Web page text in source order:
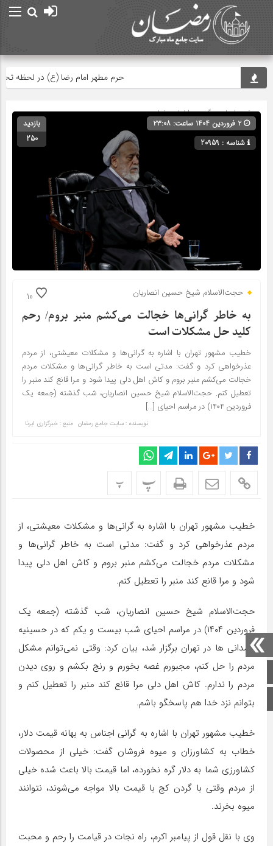
صفحه اصلی
اینستاگرام
حرم مطهر امام رضا (ع) در لحظه تحویل
صفحه اصلی» گروه »اخبار رمضان
شناسه : 20959
بازدید
250
10 حجت‌الاسلام شیخ حسین انصاریان
به خاطر گرانی‌ها خجالت می‌کشم منبر بروم/ رحم
کلید حل مشکلات است
خطیب مشهور تهران با اشاره به گرانی‌ها و مشکلات معیشتی، از مردم
عذرخواهی کرد و گفت: مدتی است به خاطر گرانی‌ها و مشکلات مردم
خجالت می‌کشم منبر بروم و کاش اهل دلی پیدا شود و مرا قانع کند منبر را
تعطیل کنم. حجت‌الاسلام شیخ حسین انصاریان، شب گذشته (جمعه یک
فروردین ۱۴۰۴) در مراسم احیای […]
نویسنده : سایت جامع رمضان منبع : خبرگزاری ایرنا
پ پ
خطیب مشهور تهران با اشاره به گرانی‌ها و مشکلات معیشتی، از
مردم عذرخواهی کرد و گفت: مدتی است به خاطر گرانی‌ها و
مشکلات مردم خجالت می‌کشم منبر بروم و کاش اهل دلی پیدا
شود و مرا قانع کند منبر را تعطیل کنم.
حجت‌الاسلام شیخ حسین انصاریان، شب گذشته (جمعه یک
فروردین ۱۴۰۴) در مراسم احیای شب بیست و یکم که در حسینیه
همدانی ها در تهران برگزار شد، بیان کرد: وقتی نمی‌توانم مشکل
مردم را حل کنم، مجبورم غصه بخورم و رنج بکشم و روی دیدن
مردم را ندارم. کاش اهل دلی مرا قانع کند منبر را تعطیل کنم و
بتوانم نزد خدا هم پاسخگو باشم.
خطیب مشهور تهران با اشاره به گرانی اجناس به بهانه قیمت دلار،
خطاب به کشاورزان و میوه فروشان گفت: خیلی از محصولات
کشاورزی شما به دلار گره نخورده، اما قیمت بالا باعث شده خیلی
از مردم وقتی با گردن کج با قیمت بالا مواجه می‌شوند، نتوانند
میوه بخرند.
وی با نقل قول از پیامبر اکرم، راه نجات در قیامت را رحم و محبت